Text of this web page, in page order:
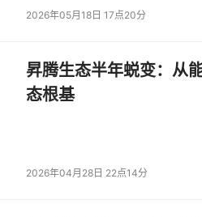
2026年05月18日 17点20分
昇腾生态半年蜕变：从
态根基
2026年04月28日 22点14分